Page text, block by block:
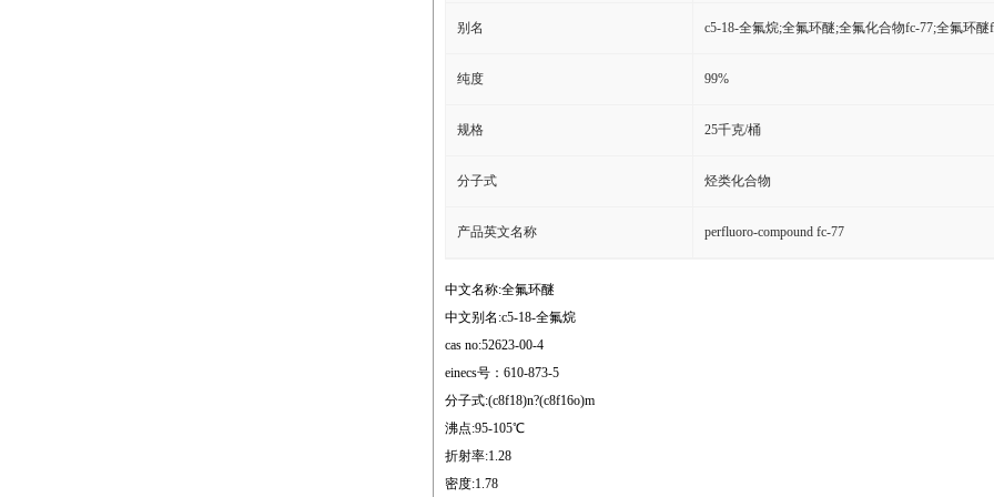
别名 c5-18-全氟烷;全氟环醚;全氟化合物fc-77;全氟环醚
纯度 99%
规格 25千克/桶
分子式 烃类化合物
产品英文名称 perfluoro-compound fc-77
中文名称:全氟环醚
中文别名:c5-18-全氟烷
cas no:52623-00-4
einecs号：610-873-5
分子式:(c8f18)n?(c8f16o)m
沸点:95-105℃
折射率:1.28
密度:1.78